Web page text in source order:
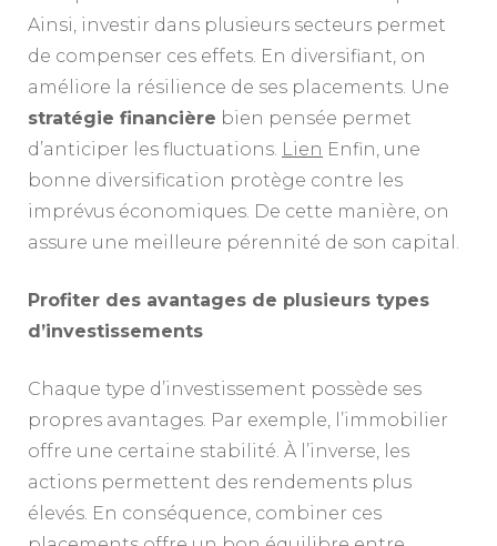
Ainsi, investir dans plusieurs secteurs permet
de compenser ces effets. En diversifiant, on
améliore la résilience de ses placements. Une
stratégie financière bien pensée permet
d’anticiper les fluctuations. Lien Enfin, une
bonne diversification protège contre les
imprévus économiques. De cette manière, on
assure une meilleure pérennité de son capital.
Profiter des avantages de plusieurs types
d’investissements
Chaque type d’investissement possède ses
propres avantages. Par exemple, l’immobilier
offre une certaine stabilité. À l’inverse, les
actions permettent des rendements plus
élevés. En conséquence, combiner ces